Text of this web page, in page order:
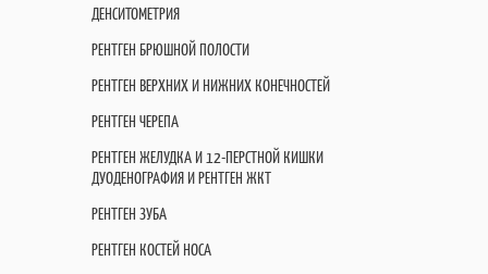
ДЕНСИТОМЕТРИЯ
РЕНТГЕН БРЮШНОЙ ПОЛОСТИ
РЕНТГЕН ВЕРХНИХ И НИЖНИХ КОНЕЧНОСТЕЙ
РЕНТГЕН ЧЕРЕПА
РЕНТГЕН ЖЕЛУДКА И 12-ПЕРСТНОЙ КИШКИ
ДУОДЕНОГРАФИЯ И РЕНТГЕН ЖКТ
РЕНТГЕН ЗУБА
РЕНТГЕН КОСТЕЙ НОСА